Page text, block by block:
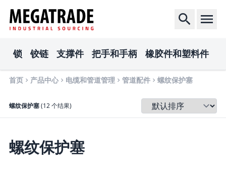
锁 铰链 支撑件 把手和手柄 橡胶件和塑料件
首页 产品中心 电缆和管道管理 管道配件 螺纹保护塞
螺纹保护塞(12 个结果) 排序
螺纹保护塞